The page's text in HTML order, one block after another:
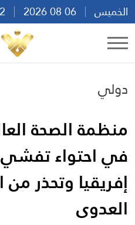
الخميس
10:51
دولي
منظمة الصحة
في احتواء
إفريقيا وتحذر
العدوى